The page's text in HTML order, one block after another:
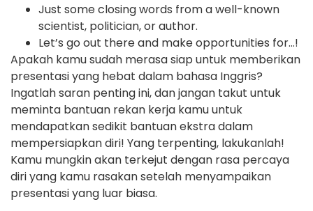
Just some closing words from a well-known
scientist, politician, or author.
Let’s go out there and make opportunities for…!
Apakah kamu sudah merasa siap untuk memberikan
presentasi yang hebat dalam bahasa Inggris?
Ingatlah saran penting ini, dan jangan takut untuk
meminta bantuan rekan kerja kamu untuk
mendapatkan sedikit bantuan ekstra dalam
mempersiapkan diri! Yang terpenting, lakukanlah!
Kamu mungkin akan terkejut dengan rasa percaya
diri yang kamu rasakan setelah menyampaikan
presentasi yang luar biasa.